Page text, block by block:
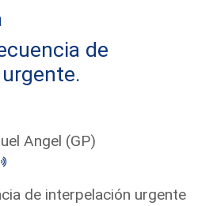
de
Angel (GP)
de interpelación urgente